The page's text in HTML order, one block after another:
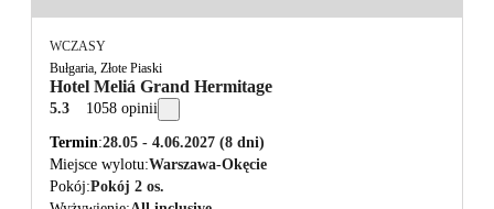
WCZASY
Bułgaria, Złote Piaski
Hotel Meliá Grand Hermitage
5.3 1058 opinii
Termin 28.05 - 4.06.2027 (8 dni)
Miejsce wylotu Warszawa-Okęcie
Pokój Pokój 2 os.